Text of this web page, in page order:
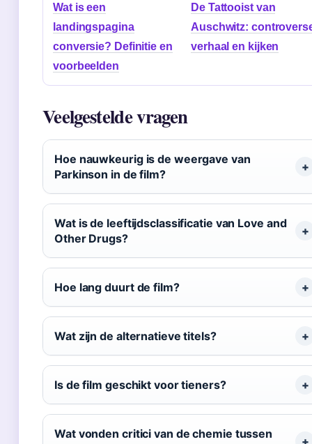
Wat is een
landingspagina
conversie? Definitie en
voorbeelden
De Tattooist van
Auschwitz:
verhaal en kijken
Veelgestelde vragen
Hoe nauwkeurig is de weergave van
Parkinson in de film?
Wat is de leeftijdsclassificatie van Love and
Other Drugs?
Hoe lang duurt de film?
Wat zijn de alternatieve titels?
Is de film geschikt voor tieners?
Wat vonden critici van de chemie tussen